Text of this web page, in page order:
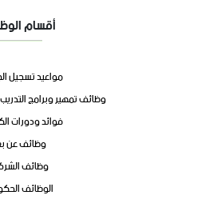
أقسام
مواعيد تسجيل
وظائف تمهير وبرامج
فوائد ودورات
وظائف عن
وظائف
الوظائف